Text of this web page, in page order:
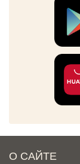
О САЙТЕ